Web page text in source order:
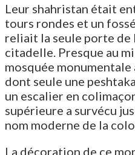
Leur shahristan était
tours rondes et un
reliait la seule porte de
citadelle. Presque au
mosquée monumentale
dont seule une
un escalier en
supérieure a survécu
nom moderne de la
La décoration de ce